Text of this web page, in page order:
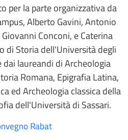
per la parte organizzativa da
Alberto Gavini, Antonio
Conconi, e Caterina
di Storia dell'Università degli
laureandi di Archeologia
Romana, Epigrafia Latina,
ed Archeologia classica della
dell'Università di Sassari.
Rabat